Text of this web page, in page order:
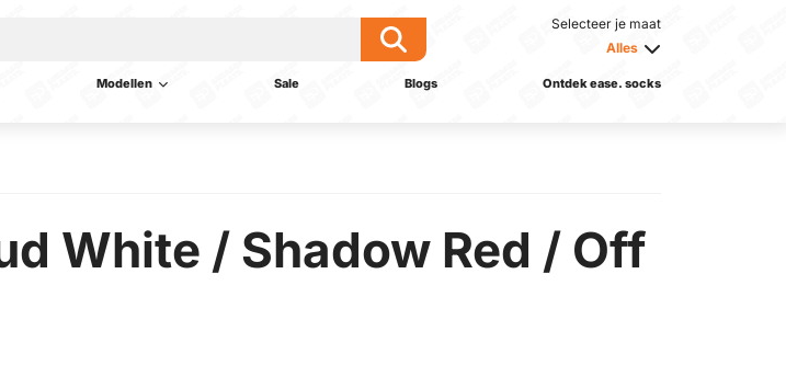
Selecteer je maat
Alles
Modellen Sale Blogs Ontdek ease. socks
White / Shadow Red / Off